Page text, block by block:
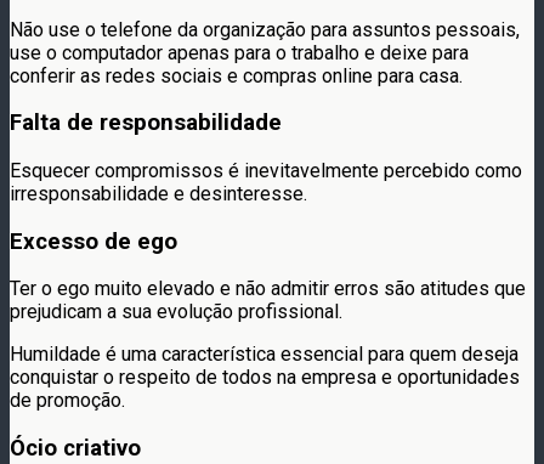
Não use o telefone da organização para assuntos pessoais,
use o computador apenas para o trabalho e deixe para
conferir as redes sociais e compras online para casa.
Falta de responsabilidade
Esquecer compromissos é inevitavelmente percebido como
irresponsabilidade e desinteresse.
Excesso de ego
Ter o ego muito elevado e não admitir erros são atitudes que
prejudicam a sua evolução profissional.
Humildade é uma característica essencial para quem deseja
conquistar o respeito de todos na empresa e oportunidades
de promoção.
Ócio criativo